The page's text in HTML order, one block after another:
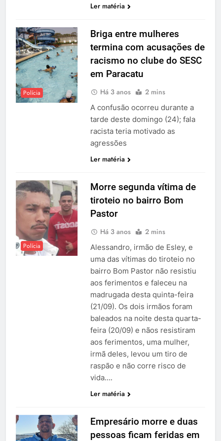
Ler matéria
Polícia
Briga entre mulheres
termina com acusações de
racismo no clube do SESC
em Paracatu
Há 3 anos 2 mins
A confusão ocorreu durante a
tarde deste domingo (24); fala
racista teria motivado as
agressões
Ler matéria
Polícia
Morre segunda vítima de
tiroteio no bairro Bom
Pastor
Há 3 anos 2 mins
Alessandro, irmão de Esley, e
uma das vítimas do tiroteio no
bairro Bom Pastor não resistiu
aos ferimentos e faleceu na
madrugada desta quinta-feira
(21/09). Os dois irmãos foram
baleados na noite desta quarta-
feira (20/09) e nãos resistiram
aos ferimentos, uma mulher,
irmã deles, levou um tiro de
raspão e não corre risco de
vida….
Ler matéria
Empresário morre e duas
pessoas ficam feridas em